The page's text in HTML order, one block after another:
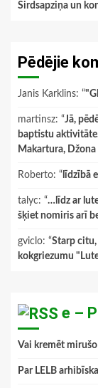
Sirdsapziņa un
Pēdējie
Janis Karklins: “
martinsz: “Jā,
baptistu
Makartura,
Roberto: “ līdzībā
talyc: “…līdz ar
šķiet nomiris arī
gviclo: “Starp citu,
kokgriezumu
e –
Vai kremēt
Par LELB